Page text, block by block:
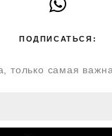
ПОДПИСАТЬСЯ:
только самая